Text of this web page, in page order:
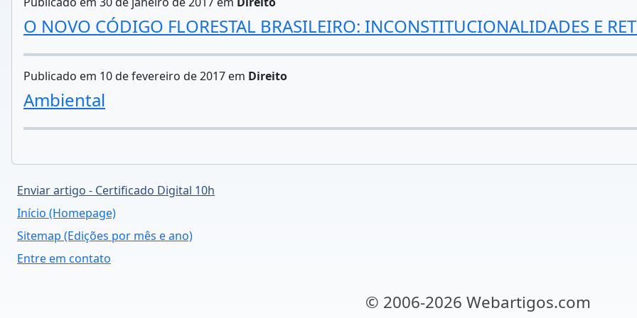
O NOVO CÓDIGO FLORESTAL BRASILEIRO: INCONSTITUCIONALIDADES E
Publicado em 10 de fevereiro de 2017 em Direito
Ambiental
Enviar artigo - Certificado Digital 10h
Início (Homepage)
Sitemap (Edições por mês e ano)
Entre em contato
© 2006-2026 Webartigos.com